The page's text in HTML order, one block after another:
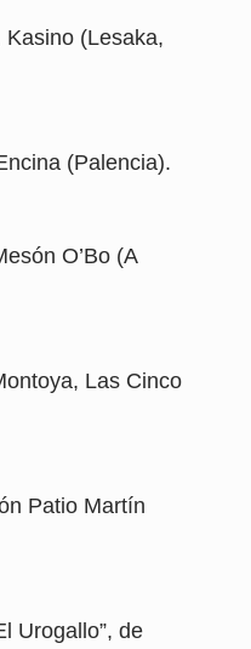
Kasino (Lesaka,
(Palencia).
O’Bo (A
Las Cinco
Patio Martín
Urogallo”, de